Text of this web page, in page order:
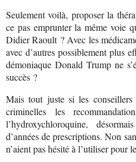
Seulement voilà, proposer la
ce pas emprunter la même voie
Didier Raoult ? Avec les
avec d’autres possiblement plus
démoniaque Donald Trump ne
succès ?
Mais tout juste si les
criminelles les
l’hydroxychloroquine,
d’années de prescriptions. Non
n’aient pas hésité à l’utiliser